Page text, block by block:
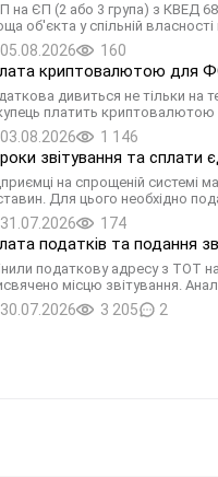
на ЄП (2 або 3 група) з КВЕД
об'єкта у спільній
05.08.2026 160
криптовалютою для
дивиться не тільки на
платить
03.08.2026 1 146
звітування та сплати
на спрощеній системі
Для цього необхідно
31.07.2026 174
податків та подання
податкову адресу з ТОТ
місцю звітування.
30.07.2026 3 205 2